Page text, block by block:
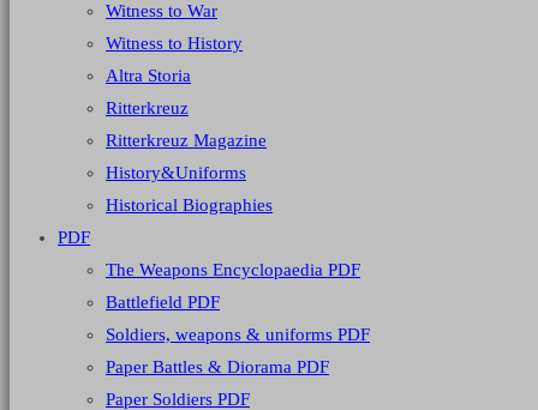
Witness to War
Witness to History
Altra Storia
Ritterkreuz
Ritterkreuz Magazine
History&Uniforms
Historical Biographies
PDF
The Weapons Encyclopaedia PDF
Battlefield PDF
Soldiers, weapons & uniforms PDF
Paper Battles & Diorama PDF
Paper Soldiers PDF